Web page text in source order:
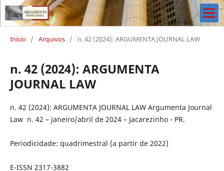
Início / Arquivos / n. 42 (2024): ARGUMENTA JOURNAL LAW
n. 42 (2024): ARGUMENTA
JOURNAL LAW
n. 42 (2024): ARGUMENTA JOURNAL LAW Argumenta Journal
Law n. 42 – janeiro/abril de 2024 – Jacarezinho - PR.
Periodicidade: quadrimestral (a partir de 2022)
E-ISSN 2317-3882